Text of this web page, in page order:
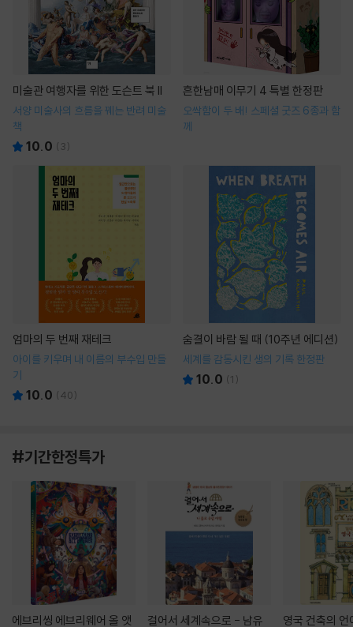
미술관 여행자를 위한 도슨트 북 II
서양 미술사의 흐름을 꿰는 반려 미술
책
10.0 ( 3)
흔한남매 이무기 4 특별 한정판
오싹함이 두 배! 스페셜 굿즈 6종과 함
께
엄마의 두 번째 재테크
아이를 키우며 내 이름의 부수입 만들
기
10.0 (40)
숨결이 바람 될 때 (10주년 에디션)
세계를 감동시킨 생의 기록 한정판
10.0 (1 )
#기간한정특가
에브리씽 에브리웨어 올 앳
걸어서 세계속으로 - 남유
영국 건축의 언